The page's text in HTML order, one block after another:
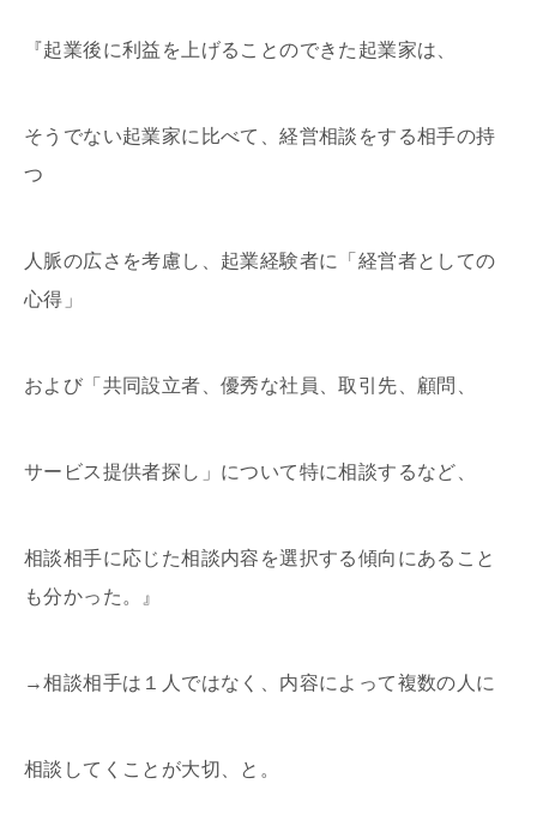
『起業後に利益を上げることのできた起業家は、
そうでない起業家に比べて、経営相談をする相手の持
つ
人脈の広さを考慮し、起業経験者に「経営者としての
心得」
および「共同設立者、優秀な社員、取引先、顧問、
サービス提供者探し」について特に相談するなど、
相談相手に応じた相談内容を選択する傾向にあること
も分かった。』
→相談相手は１人ではなく、内容によって複数の人に
相談してくことが大切、と。